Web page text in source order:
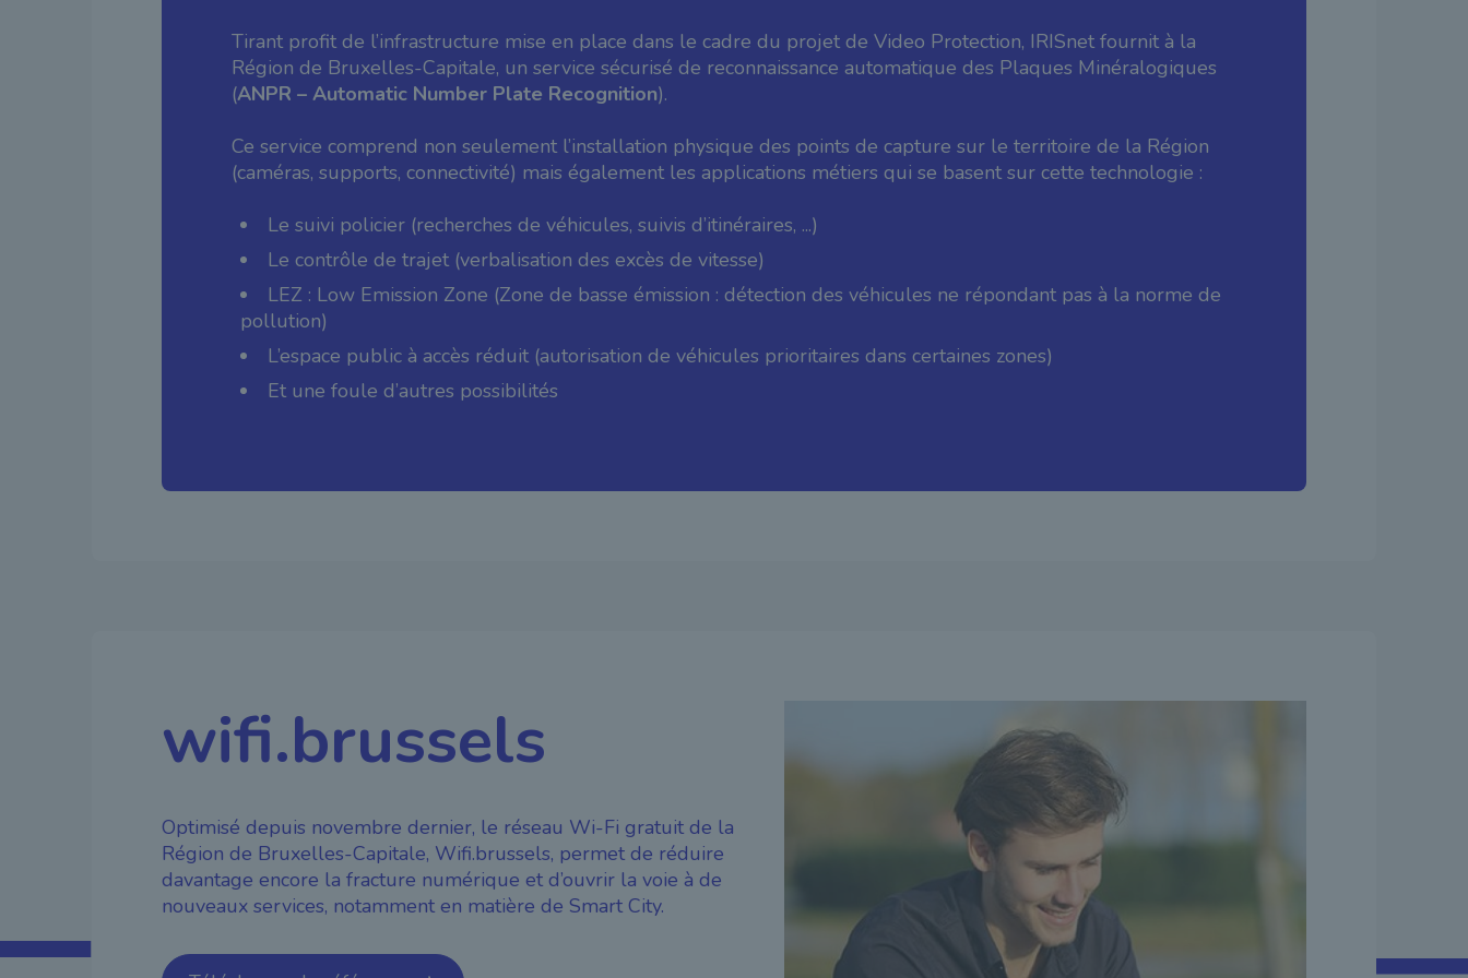
Tirant profit de l’infrastructure mise en place dans le cadre du projet de Video Protection, IRISnet fournit à la
Région de Bruxelles-Capitale, un service sécurisé de reconnaissance automatique des Plaques Minéralogiques
(ANPR – Automatic Number Plate Recognition).
Ce service comprend non seulement l’installation physique des points de capture sur le territoire de la Région
(caméras, supports, connectivité) mais également les applications métiers qui se basent sur cette technologie :
Le suivi policier (recherches de véhicules, suivis d’itinéraires, ...)
Le contrôle de trajet (verbalisation des excès de vitesse)
LEZ : Low Emission Zone (Zone de basse émission : détection des véhicules ne répondant pas à la norme de
pollution)
L’espace public à accès réduit (autorisation de véhicules prioritaires dans certaines zones)
Et une foule d’autres possibilités
wifi.brussels
Optimisé depuis novembre dernier, le réseau Wi-Fi gratuit de la
Région de Bruxelles-Capitale, Wifi.brussels, permet de réduire
davantage encore la fracture numérique et d’ouvrir la voie à de
nouveaux services, notamment en matière de Smart City.